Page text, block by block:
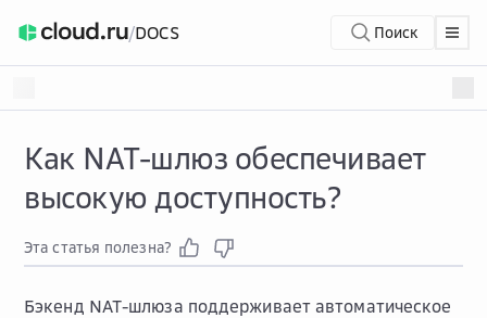
/DOCS Поиск
Как NAT-шлюз обеспечивает
высокую доступность?
Эта статья полезна?
Бэкенд NAT-шлюза поддерживает автоматическое